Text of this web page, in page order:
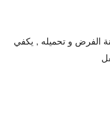
الفرض و تحميله , يكفي